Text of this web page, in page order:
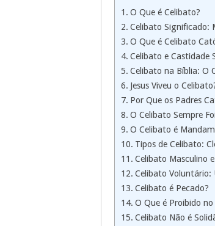
O Que é Celibato?
Celibato Significado:
O Que é Celibato
Celibato e Castidade
Celibato na Bíblia: O
Jesus Viveu o
Por Que os Padres
O Celibato Sempre
O Celibato é
Tipos de Celibato:
Celibato Masculino
Celibato Voluntário:
Celibato é Pecado?
O Que é Proibido no
Celibato Não é